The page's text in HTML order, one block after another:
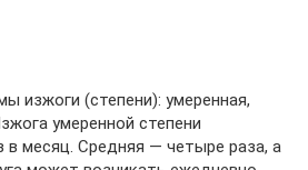
изжоги (степени): умеренная,
умеренной степени
в месяц. Средняя — четыре раза, а